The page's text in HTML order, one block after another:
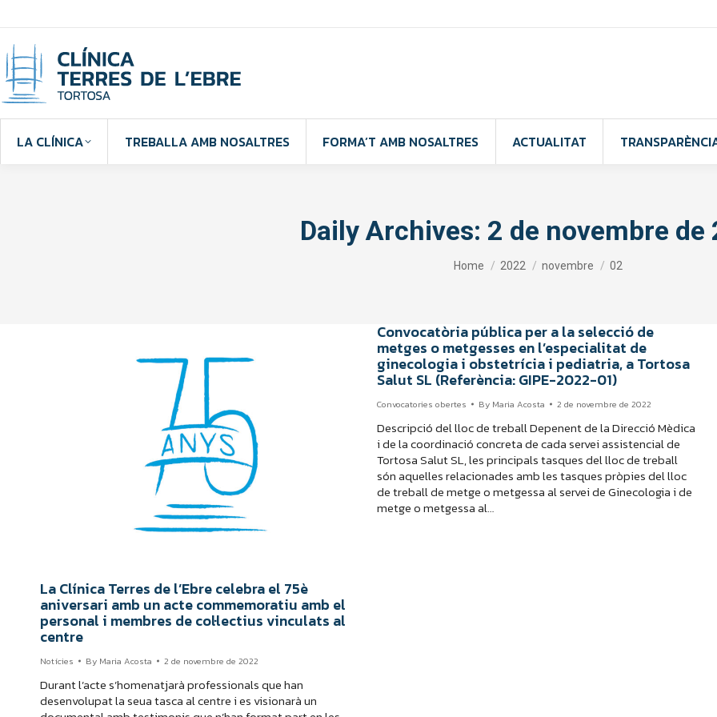
LA CLÍNICA TREBALLA AMB NOSALTRES FORMA’T AMB NOSALTRES ACTUALITAT
Daily Archives: 2 de novembre de
Home 2022 novembre 02
La Clínica Terres de l’Ebre celebra el 75è
aniversari amb un acte commemoratiu amb el
personal i membres de col·lectius vinculats al
centre
Notícies By Maria Acosta 2 de novembre de 2022
Durant l’acte s’homenatjarà professionals que han
desenvolupat la seua tasca al centre i es visionarà un
Convocatòria pública per a la selecció de
metges o metgesses en l’especialitat de
ginecologia i obstetrícia i pediatria, a Tortosa
Salut SL (Referència: GIPE-2022-01)
Convocatories obertes By Maria Acosta 2 de novembre de 2022
Descripció del lloc de treball Depenent de la Direcció Mèdica
i de la coordinació concreta de cada servei assistencial de
Tortosa Salut SL, les principals tasques del lloc de treball
són aquelles relacionades amb les tasques pròpies del lloc
de treball de metge o metgessa al servei de Ginecologia i de
metge o metgessa al…